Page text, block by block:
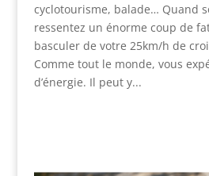
cyclotourisme, balade… Quand
ressentez un énorme coup de
basculer de votre 25km/h de
Comme tout le monde, vous
d’énergie. Il peut y...